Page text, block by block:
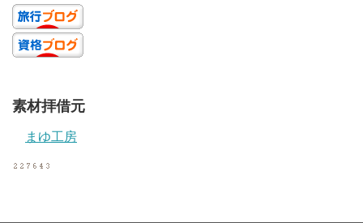
素材拝借元
まゆ工房